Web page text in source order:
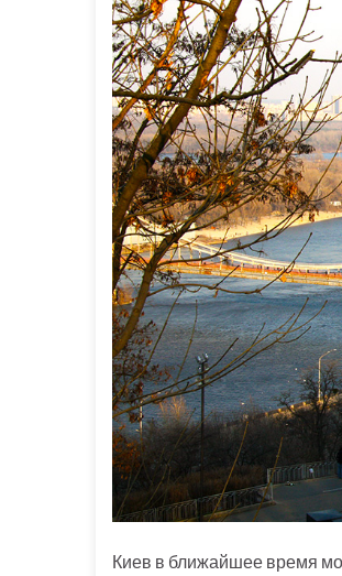
Киев в ближайшее время